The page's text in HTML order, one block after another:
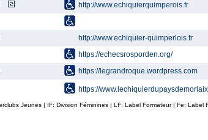
http://www.echiquierquimperois.fr
http://www.echiquier-quimperlois.fr
https://echecsrosporden.org/
https://legrandroque.wordpress.com
https://
Jeunes | IF: Division Féminines | LF: Label Formateur | Fe: Label